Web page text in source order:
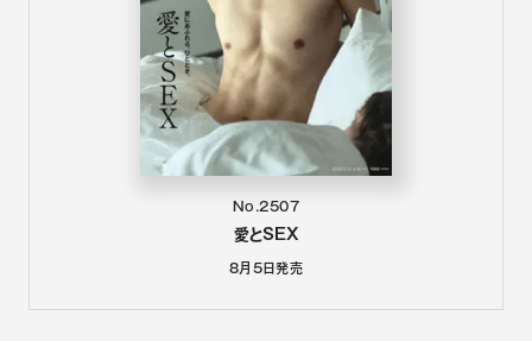
No.2507
愛とSEX
8月5日発売